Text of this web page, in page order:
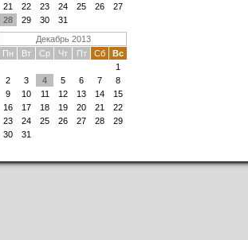
21
22 23 24 25 26
27
28
29 30 31
Декабрь 2013
Пн
Вт Ср Чт Пт Сб
Вс
1
2
3 4 5 6 7
8
9
10 11 12 13 14
15
16
17 18 19 20 21
22
23
24 25 26 27 28
29
30
31